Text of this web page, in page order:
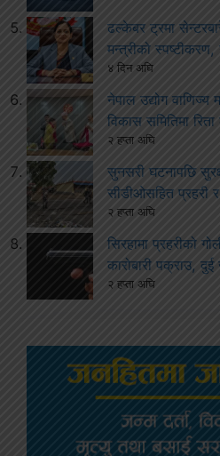
ढल्केबर ट्रमा
मन्त्रीको स्पष्टीकरण,
४ दिन अघि
नेपाल उद्योग वाणिज्य
विकास समितिमा
२ हप्ता अघि
सुनसरी घटनापछि
सीडीओसहित प्रहरी
२ हप्ता अघि
सिरहामा प्रहरीको
कारोबारी पक्राउ,
२ हप्ता अघि